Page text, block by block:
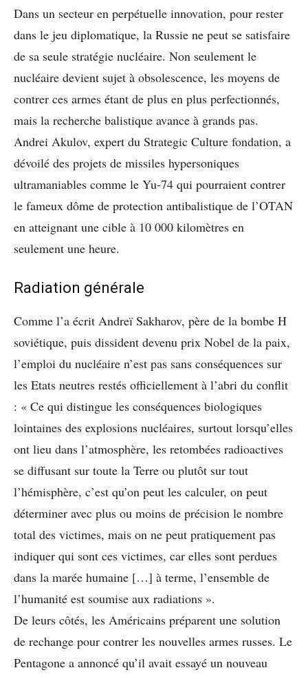
Dans un secteur en perpétuelle innovation, pour rester
dans le jeu diplomatique, la Russie ne peut se satisfaire
de sa seule stratégie nucléaire. Non seulement le
nucléaire devient sujet à obsolescence, les moyens de
contrer ces armes étant de plus en plus perfectionnés,
mais la recherche balistique avance à grands pas.
Andrei Akulov, expert du Strategic Culture fondation, a
dévoilé des projets de missiles hypersoniques
ultramaniables comme le Yu-74 qui pourraient contrer
le fameux dôme de protection antibalistique de l’OTAN
en atteignant une cible à 10 000 kilomètres en
seulement une heure.
Radiation générale
Comme l’a écrit Andreï Sakharov, père de la bombe H
soviétique, puis dissident devenu prix Nobel de la paix,
l’emploi du nucléaire n’est pas sans conséquences sur
les Etats neutres restés officiellement à l’abri du conflit
: « Ce qui distingue les conséquences biologiques
lointaines des explosions nucléaires, surtout lorsqu’elles
ont lieu dans l’atmosphère, les retombées radioactives
se diffusant sur toute la Terre ou plutôt sur tout
l’hémisphère, c’est qu’on peut les calculer, on peut
déterminer avec plus ou moins de précision le nombre
total des victimes, mais on ne peut pratiquement pas
indiquer qui sont ces victimes, car elles sont perdues
dans la marée humaine […] à terme, l’ensemble de
l’humanité est soumise aux radiations ».
De leurs côtés, les Américains préparent une solution
de rechange pour contrer les nouvelles armes russes. Le
Pentagone a annoncé qu’il avait essayé un nouveau